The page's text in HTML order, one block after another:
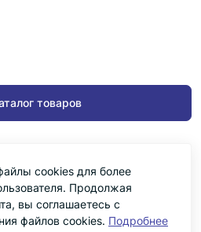
товаров
© 2026
cookies для более
Продолжая
вы соглашаетесь с
файлов cookies. Подробнее